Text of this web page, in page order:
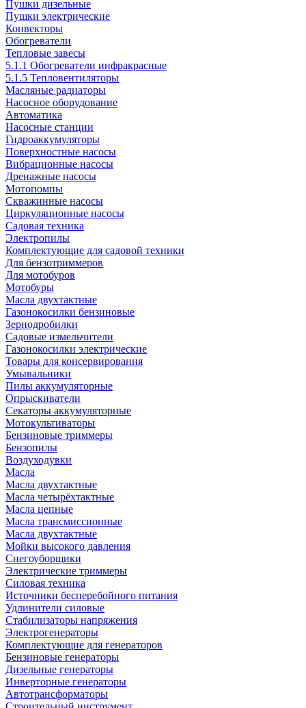
Пушки дизельные
Пушки электрические
Конвекторы
Обогреватели
Тепловые завесы
5.1.1 Обогреватели инфракрасные
5.1.5 Тепловентиляторы
Масляные радиаторы
Насосное оборудование
Автоматика
Насосные станции
Гидроаккумуляторы
Поверхностные насосы
Вибрационные насосы
Дренажные насосы
Мотопомпы
Скважинные насосы
Циркуляционные насосы
Садовая техника
Электропилы
Комплектующие для садовой техники
Для бензотриммеров
Для мотобуров
Мотобуры
Масла двухтактные
Газонокосилки бензиновые
Зернодробилки
Садовые измельчители
Газонокосилки электрические
Товары для консервирования
Умывальники
Пилы аккумуляторные
Опрыскиватели
Секаторы аккумуляторные
Мотокультиваторы
Бензиновые триммеры
Бензопилы
Воздуходувки
Масла
Масла двухтактные
Масла четырёхтактные
Масла цепные
Масла трансмиссионные
Масла двухтактные
Мойки высокого давления
Снегоуборщики
Электрические триммеры
Силовая техника
Источники бесперебойного питания
Удлинители силовые
Стабилизаторы напряжения
Электрогенераторы
Комплектующие для генераторов
Бензиновые генераторы
Дизельные генераторы
Инверторные генераторы
Автотрансформаторы